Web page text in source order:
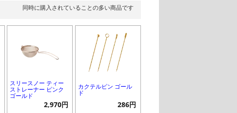
同時に購入されていることの多い商品です
スリースノー ティー
ストレーナー ピンク
ゴールド
2,970円
カクテルピン ゴール
ド
286円